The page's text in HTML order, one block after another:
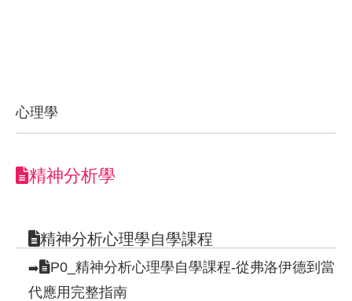
心理學
精神分析學
精神分析心理學自學課程
➡️
P0_精神分析心理學自學課程-從弗洛伊德到當
代應用完整指南